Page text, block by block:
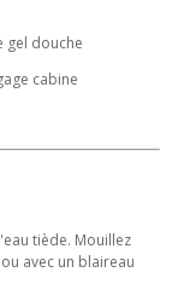
gel douche
cabine
tiède. Mouillez
avec un blaireau